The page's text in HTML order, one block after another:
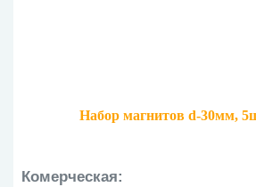
Набор магнитов d-30мм,
Комерческая: